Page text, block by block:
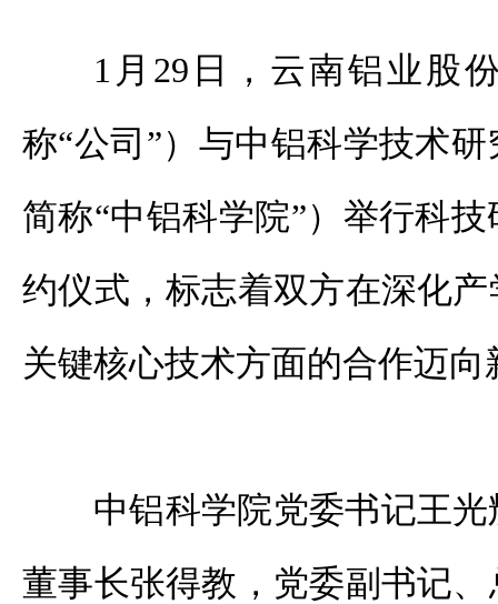
1月29日，云南铝业股
称“公司”）与中铝科学技术
简称“中铝科学院”）举行科
约仪式，标志着双方在深化
关键核心技术方面的合作迈向
中铝科学院党委书记王
董事长张得教，党委副书记